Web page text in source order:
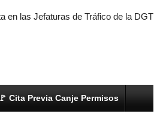
en las Jefaturas de Tráfico de la DGT
Cita Previa Canje Permisos